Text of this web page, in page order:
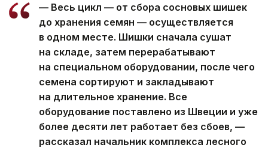
— Весь цикл — от сбора сосновых шишек
до хранения семян — осуществляется
в одном месте. Шишки сначала сушат
на складе, затем перерабатывают
на специальном оборудовании, после чего
семена сортируют и закладывают
на длительное хранение. Все
оборудование поставлено из Швеции и уже
более десяти лет работает без сбоев, —
рассказал начальник комплекса лесного